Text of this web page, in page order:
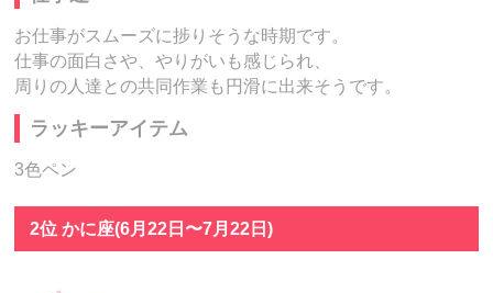
お仕事がスムーズに捗りそうな時期です。
仕事の面白さや、やりがいも感じられ、
周りの人達との共同作業も円滑に出来そうです。
ラッキーアイテム
3色ペン
2位 かに座(6月22日〜7月22日)